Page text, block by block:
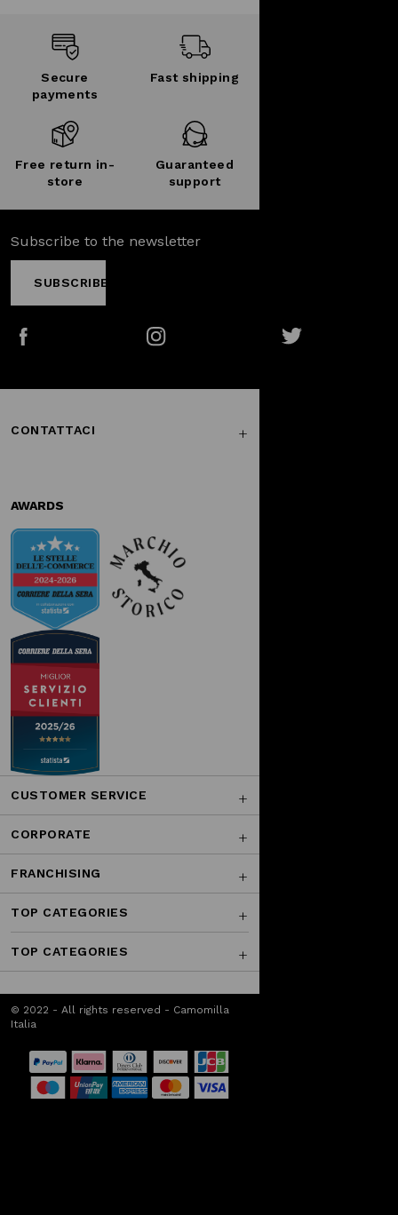
Secure
payments
Fast shipping
Free return in-
store
Guaranteed
support
Subscribe to the newsletter
SUBSCRIBE
CONTATTACI
AWARDS
CUSTOMER SERVICE
CORPORATE
FRANCHISING
TOP CATEGORIES
TOP CATEGORIES
© 2022 - All rights reserved - Camomilla
Italia